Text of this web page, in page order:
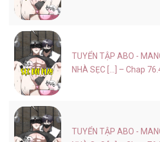
TUYỂN TẬP ABO -
NHÀ SẸC [...] – Chap
TUYỂN TẬP ABO -